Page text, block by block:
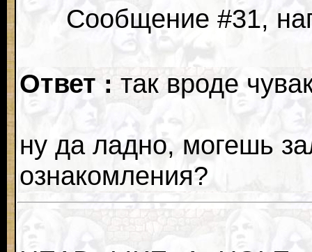
Сообщение #31,
Ответ : так вроде
ну да ладно, могешь
ознакомления?